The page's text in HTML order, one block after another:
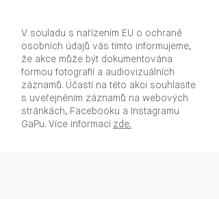
V souladu s nařízením EU o ochraně
osobních údajů vás tímto informujeme,
že akce může být dokumentována
formou fotografií a audiovizuálních
záznamů. Účastí na této akci souhlasíte
s uveřejněním záznamů na webových
stránkách, Facebooku a Instagramu
GaPu. Více informací zde.